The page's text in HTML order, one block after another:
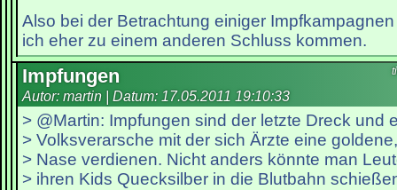
Also bei der Betrachtung einiger
ich eher zu einem anderen Schluss kommen.
Impfungen
Autor: martin | Datum: 17.05.2011 19:10:33
> @Martin: Impfungen sind der letzte Dreck und
> Volksverarsche mit der sich Ärzte eine
> Nase verdienen. Nicht anders könnte man
> ihren Kids Quecksilber in die Blutbahn